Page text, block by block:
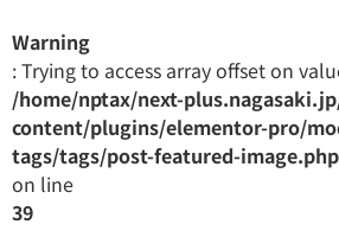
Warning
: Trying to access array offset on
/home/nptax/next-
content/plugins/elementor-pro/
tags/tags/post-featured-image.php
on line
39